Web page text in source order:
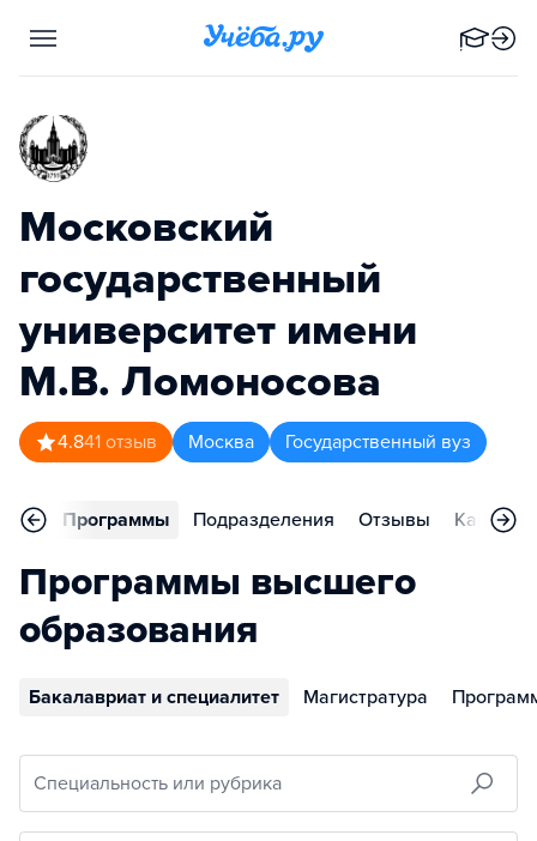
Московский
государственный
университет имени
М.В. Ломоносова
4.841 отзыв Москва Государственный вуз
Программы Подразделения Отзывы Карьера
Программы высшего
образования
Бакалавриат и специалитет Магистратура
Специальность или рубрика